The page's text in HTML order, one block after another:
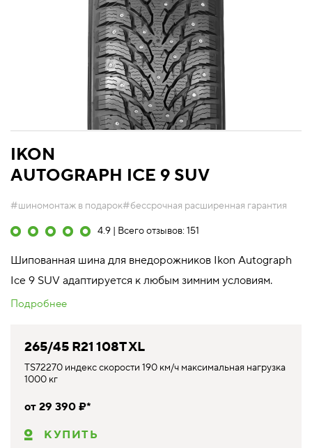
IKON
AUTOGRAPH ICE 9 SUV
#шиномонтаж в подарок#бессрочная расширенная гарантия
4.9 | Всего отзывов: 151
Шипованная шина для внедорожников Ikon Autograph
Ice 9 SUV адаптируется к любым зимним условиям.
Подробнее
265/45 R21 108T XL
TS72270 индекс скорости 190 км/ч максимальная нагрузка
1000 кг
от 29 390 ₽*
КУПИТЬ